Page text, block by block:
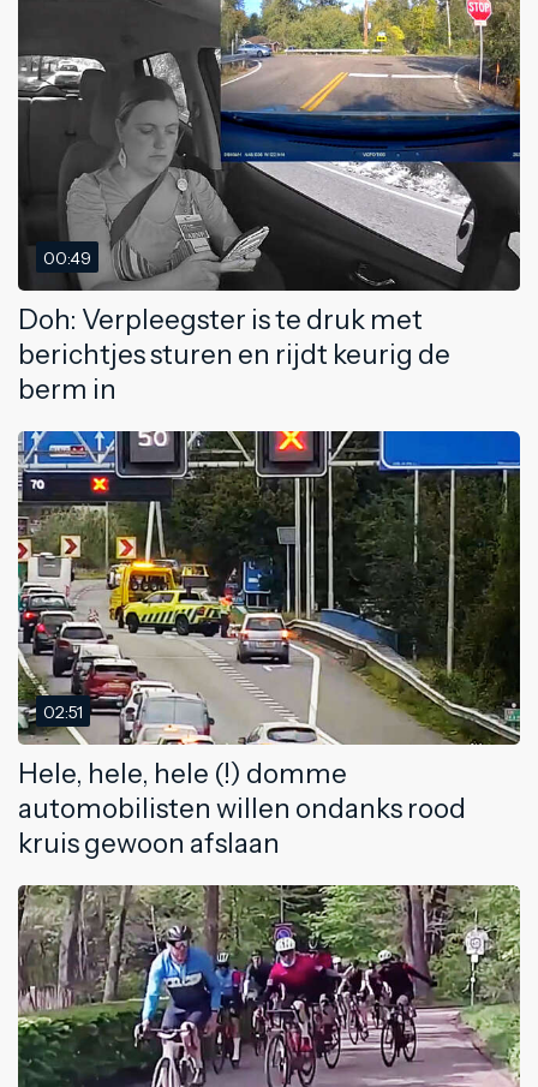
00:49
Doh: Verpleegster is te druk met
berichtjes sturen en rijdt keurig de
berm in
02:51
Hele, hele, hele (!) domme
automobilisten willen ondanks rood
kruis gewoon afslaan